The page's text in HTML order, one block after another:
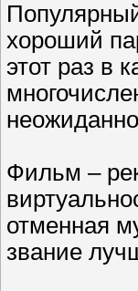
хороший
этот раз в
Фильм –
отменная
звание